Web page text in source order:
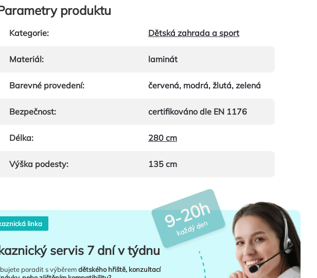
produktu
Kategorie: Dětská zahrada a sport
Materiál: laminát
Barevné provedení: červená, modrá, žlutá, zelená
Bezpečnost: certifikováno dle EN 1176
Délka: 280 cm
Výška podesty: 135 cm
linka
servis 7 dní v týdnu
poradit s výběremdětského hřiště, konzultací
9-20h
každý den